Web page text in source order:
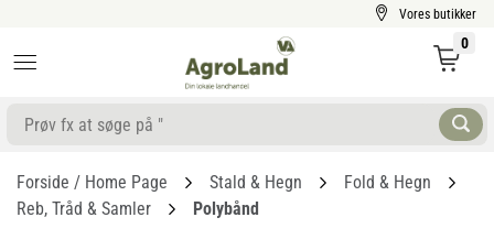
Vores butikker
0
Forside / Home Page Stald & Hegn
Fold & Hegn
Reb, Tråd & Samler
Polybånd